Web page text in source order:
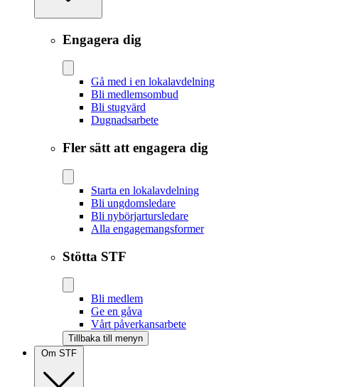
Engagera dig
Gå med i en lokalavdelning
Bli medlemsombud
Bli stugvärd
Dugnadsarbete
Fler sätt att engagera dig
Starta en lokalavdelning
Bli ungdomsledare
Bli nybörjartursledare
Alla engagemangsformer
Stötta STF
Bli medlem
Ge en gåva
Vårt påverkansarbete
Tillbaka till menyn
Om STF